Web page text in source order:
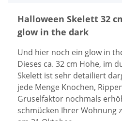
Halloween Skelett 32
glow in the dark
Und hier noch ein glow in
Dieses ca. 32 cm Hohe, im
Skelett ist sehr detailiert
jede Menge Knochen,
Gruselfaktor nochmals
schmücken Ihrer Wohnung